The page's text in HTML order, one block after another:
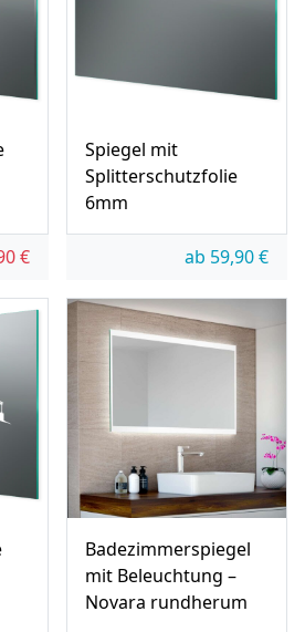
Preis war: 72,90 €
€Aktueller Preis ist: 65,90 €.
Spiegel mit
Splitterschutzfolie
6mm
ab 59,90€
Badezimmerspiegel
mit Beleuchtung –
Novara rundherum